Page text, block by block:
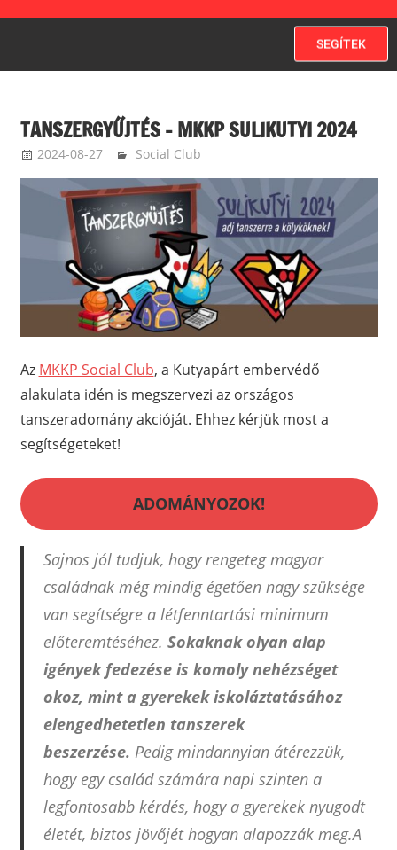
SEGÍTEK
TANSZERGYŰJTÉS – MKKP SULIKUTYI 2024
2024-08-27 langdavid
Social Club
Az MKKP Social Club, a Kutyapárt embervédő
alakulata idén is megszervezi az országos
tanszeradomány akcióját. Ehhez kérjük most a
segítségeteket!
ADOMÁNYOZOK!
Sajnos jól tudjuk, hogy rengeteg magyar
családnak még mindig égetően nagy szüksége
van segítségre a létfenntartási minimum
előteremtéséhez. Sokaknak olyan alap
igények fedezése is komoly nehézséget
okoz, mint a gyerekek iskoláztatásához
elengedhetetlen tanszerek
beszerzése. Pedig mindannyian átérezzük,
hogy egy család számára napi szinten a
legfontosabb kérdés, hogy a gyerekek nyugodt
életét, biztos jövőjét hogyan alapozzák meg.A